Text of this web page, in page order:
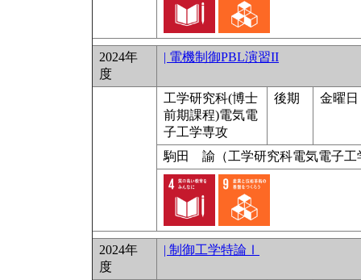
2024年
度
| 電機制御PBL演習II
工学研究科(博士
前期課程)電気電
子工学専攻
後期 金曜日
駒田 諭（工学研究科電気電子工
2024年
度
| 制御工学特論Ⅰ